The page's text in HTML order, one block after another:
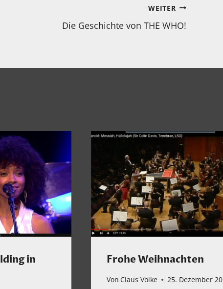
WEITER
Die Geschichte von THE WHO!
in
Frohe Weihnachten
Von Claus Volke 25. Dezember